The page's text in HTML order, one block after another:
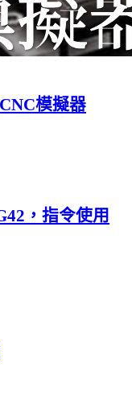
模擬器
，指令使用